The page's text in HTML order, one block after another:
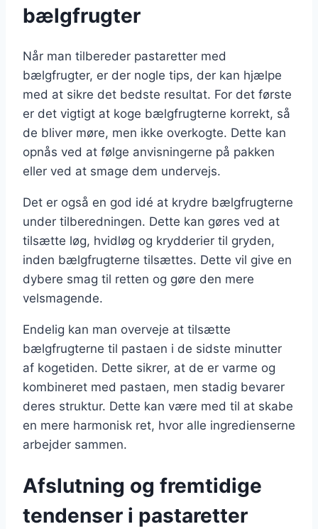
bælgfrugter
Når man tilbereder pastaretter med
bælgfrugter, er der nogle tips, der kan hjælpe
med at sikre det bedste resultat. For det første
er det vigtigt at koge bælgfrugterne korrekt, så
de bliver møre, men ikke overkogte. Dette kan
opnås ved at følge anvisningerne på pakken
eller ved at smage dem undervejs.
Det er også en god idé at krydre bælgfrugterne
under tilberedningen. Dette kan gøres ved at
tilsætte løg, hvidløg og krydderier til gryden,
inden bælgfrugterne tilsættes. Dette vil give en
dybere smag til retten og gøre den mere
velsmagende.
Endelig kan man overveje at tilsætte
bælgfrugterne til pastaen i de sidste minutter
af kogetiden. Dette sikrer, at de er varme og
kombineret med pastaen, men stadig bevarer
deres struktur. Dette kan være med til at skabe
en mere harmonisk ret, hvor alle ingredienserne
arbejder sammen.
Afslutning og fremtidige
tendenser i pastaretter